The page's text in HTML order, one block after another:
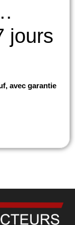
jours
avec garantie